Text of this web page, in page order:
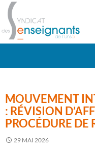
AU
MOUVEMENT
: RÉVISION
PROCÉDURE DE
29 MAI 2026